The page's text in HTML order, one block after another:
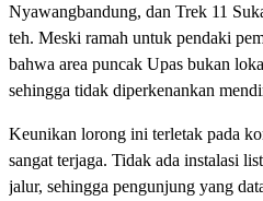
Nyawangbandung, dan Trek 11
teh. Meski ramah untuk pendaki
bahwa area puncak Upas bukan
sehingga tidak diperkenankan
Keunikan lorong ini terletak pada
sangat terjaga. Tidak ada instalasi
jalur, sehingga pengunjung yang